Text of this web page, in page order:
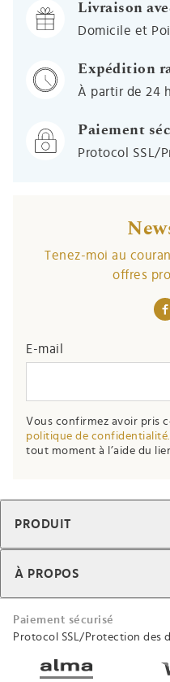
Livraison
Domicile et
Expédition
À partir de 24 h
Paiement
Protocol SSL/
Tenez-moi au
offres
E-mail
Vous confirmez avoir pris
politique de confidentialité.
tout moment à l’aide du
PRODUIT
À PROPOS
Paiement sécurisé
Protocol SSL/Protection des